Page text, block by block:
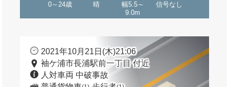
0～24歳 晴
幅5.5～
9.0m
信号なし
2021年10月21日(木)21:06
袖ケ浦市長浦駅前一丁目 付近
人対車両 中破事故